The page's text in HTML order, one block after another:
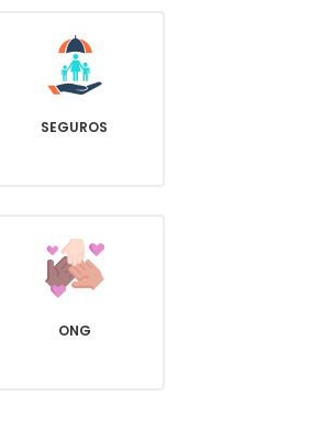
SEGUROS
ONG